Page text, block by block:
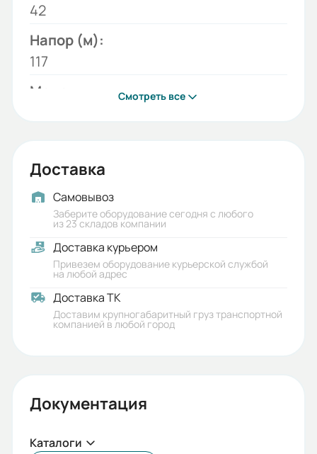
42
Напор (м):
117
Модель:
ESQ
Исполнение:
С двигателем на раме
Вес (кг):
Габариты (ШхВхГ, м):
0.35x0.35x1.75
Смотреть все
Доставка
Самовывоз
Заберите оборудование сегодня с любого
из 23 складов компании
Доставка курьером
Привезем оборудование курьерской службой
на любой адрес
Доставка ТК
Доставим крупногабаритный груз транспортной
компанией в любой город
Документация
Каталоги